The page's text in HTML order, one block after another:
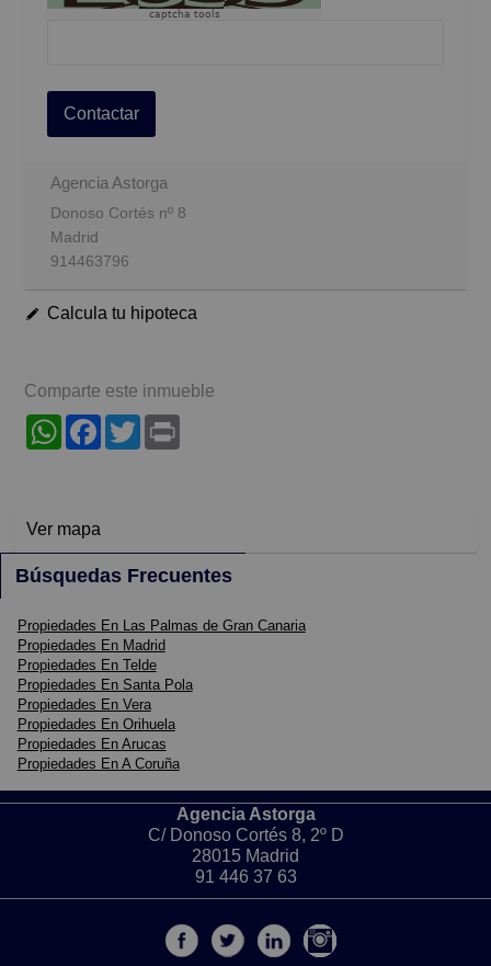
captcha tools
Contactar
Agencia Astorga
Donoso Cortés nº 8
Madrid
914463796
Calcula tu hipoteca
Comparte este inmueble
WhatsAppFacebook
Twitter
Ver mapa
Búsquedas Frecuentes
Propiedades En Las Palmas de Gran Canaria
Propiedades En Madrid
Propiedades En Telde
Propiedades En Santa Pola
Propiedades En Vera
Propiedades En Orihuela
Propiedades En Arucas
Propiedades En A Coruña
Agencia Astorga
C/ Donoso Cortés 8, 2º D
28015 Madrid
91 446 37 63